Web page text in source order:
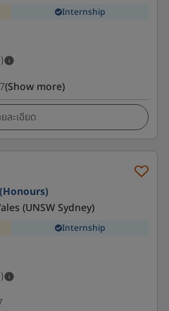
Internship
(Show more)
ละเอียด
(UNSW Sydney)
Internship